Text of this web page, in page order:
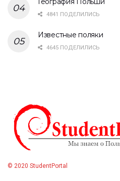
4841 ПОДЕЛИЛИСЬ
Известные поляки
4645 ПОДЕЛИЛИСЬ
© 2020 StudentPortal